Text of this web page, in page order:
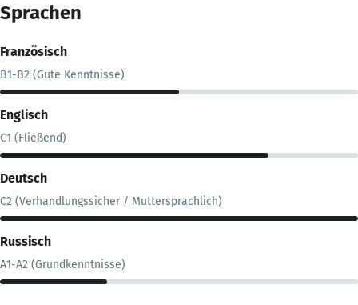
Sprachen
Französisch
B1-B2 (Gute Kenntnisse)
Englisch
C1 (Fließend)
Deutsch
C2 (Verhandlungssicher / Muttersprachlich)
Russisch
A1-A2 (Grundkenntnisse)